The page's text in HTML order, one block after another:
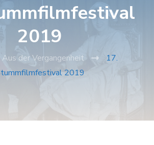
2019
Aus der Vergangenheit
17.
2019